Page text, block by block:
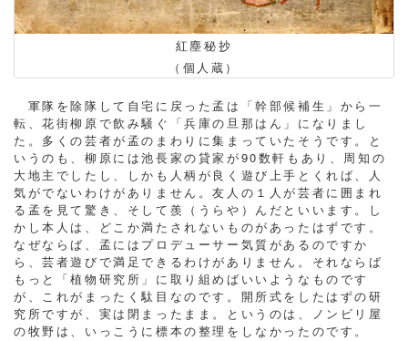
紅塵秘抄
（個人蔵）
軍隊を除隊して自宅に戻った孟は「幹部候補生」から一
転、花街柳原で飲み騒ぐ「兵庫の旦那はん」になりまし
た。多くの芸者が孟のまわりに集まっていたそうです。と
いうのも、柳原には池長家の貸家が90数軒もあり、周知の
大地主でしたし、しかも人柄が良く遊び上手とくれば、人
気がでないわけがありません。友人の１人が芸者に囲まれ
る孟を見て驚き、そして羨（うらや）んだといいます。し
かし本人は、どこか満たされないものがあったはずです。
なぜならば、孟にはプロデューサー気質があるのですか
ら、芸者遊びで満足できるわけがありません。それならば
もっと「植物研究所」に取り組めばいいようなものです
が、これがまったく駄目なのです。開所式をしたはずの研
究所ですが、実は閉まったまま。というのは、ノンビリ屋
の牧野は、いっこうに標本の整理をしなかったのです。